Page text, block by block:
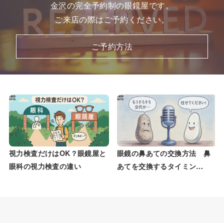
金沢の完全予約制の眼鏡屋です。
ご来店の際はご予約ください。
ご予約方法
視力検査だけはOK？眼鏡屋と
眼科の視力検査の違い
眼鏡の鼻あての交換方法 鼻
あてを交換するタイミン…